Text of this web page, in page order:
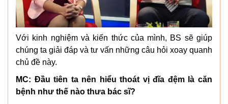
Với kinh nghiệm và kiến thức của mình, BS sẽ giúp
chúng ta giải đáp và tư vấn những câu hỏi xoay quanh
chủ đề này.
MC: Đầu tiên ta nên hiểu thoát vị đĩa đệm là căn
bệnh như thế nào thưa bác sĩ?